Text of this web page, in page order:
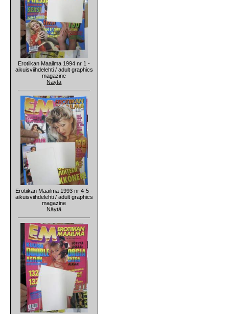
Erotiikan Maailma 1994 nr 1 -
aikuisviihdelehti / adult graphics
magazine
Näytä
Erotiikan Maailma 1993 nr 4-5 -
aikuisviihdelehti / adult graphics
magazine
Näytä